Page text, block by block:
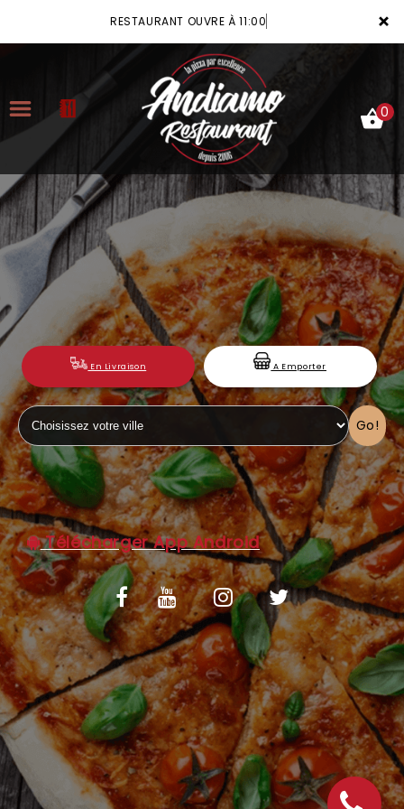
×
RESTAURANT OUVRE À 11:00
ACCUEIL
LA CARTE
VOTRE COMPTE
NOTRE RESTAURANT
VOS AVIS
MENTIONS LÉGALES
C.G.V
0
En Livraison A Emporter
Go!
Télécharger App Android